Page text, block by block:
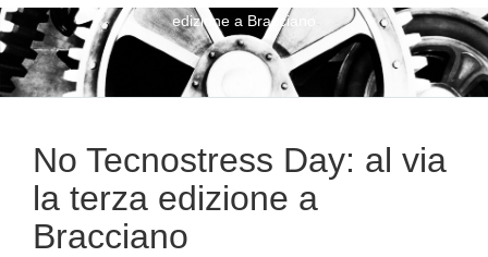
edizione a Bracciano
No Tecnostress Day: al via
la terza edizione a
Bracciano